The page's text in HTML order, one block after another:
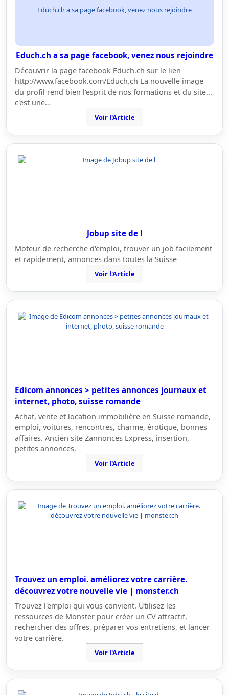
Educh.ch a sa page facebook, venez nous rejoindre
Educh.ch a sa page facebook, venez nous rejoindre
Découvrir la page facebook Educh.ch sur le lien
http://www.facebook.com/Educh.ch La nouvelle image
du profil rend bien l'esprit de nos formations et du site...
c'est une…
Voir l'Article
Jobup site de l
Moteur de recherche d'emploi, trouver un job facilement
et rapidement, annonces dans toutes la Suisse
Voir l'Article
Edicom annonces > petites annonces journaux et
internet, photo, suisse romande
Achat, vente et location immobilière en Suisse romande,
emploi, voitures, rencontres, charme, érotique, bonnes
affaires. Ancien site Zannonces Express, insertion,
petites annonces.
Voir l'Article
Trouvez un emploi. améliorez votre carrière.
découvrez votre nouvelle vie | monster.ch
Trouvez l'emploi qui vous convient. Utilisez les
ressources de Monster pour créer un CV attractif,
rechercher des offres, préparer vos entretiens, et lancer
votre carrière.
Voir l'Article